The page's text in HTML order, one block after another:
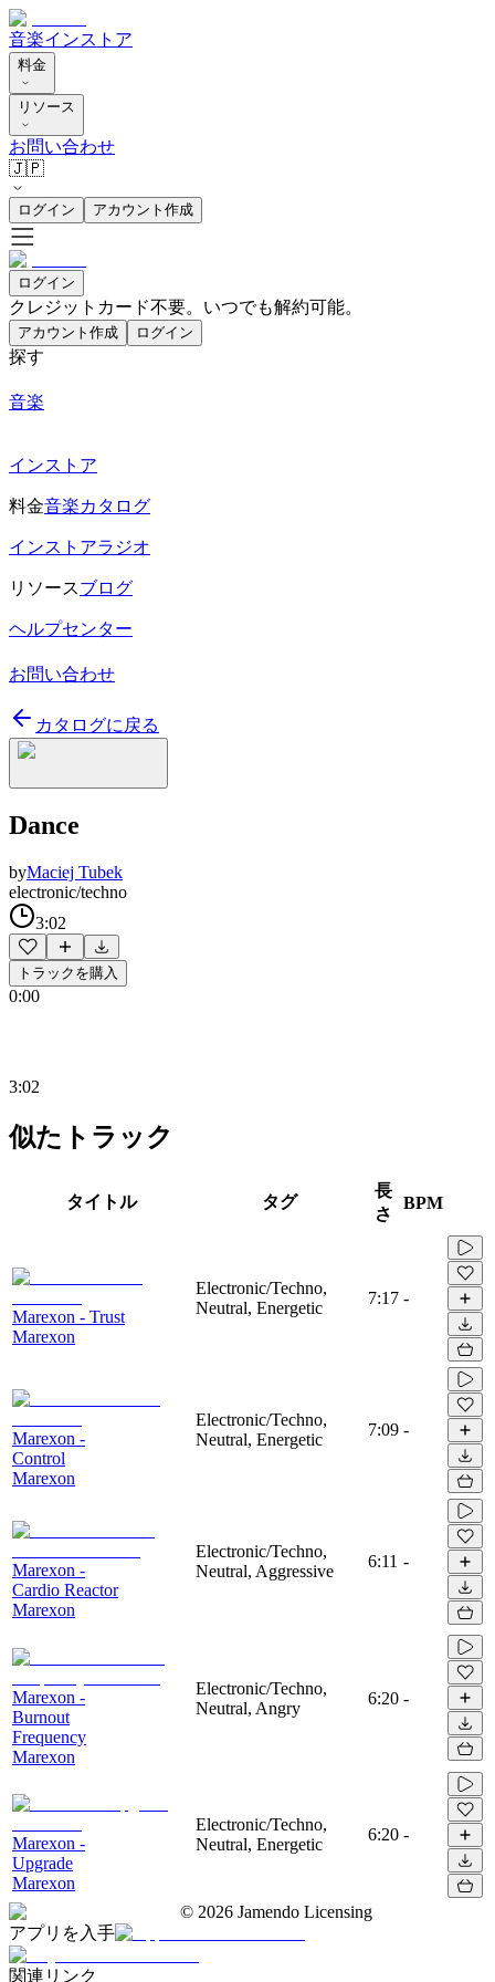
音楽インストア
料金
リソース
お問い合わせ
🇯🇵
ログイン アカウント作成
ログイン
クレジットカード不要。いつでも解約可能。
アカウント作成 ログイン
探す
音楽
インストア
料金音楽カタログ
インストアラジオ
リソースブログ
ヘルプセンター
お問い合わせ
カタログに戻る
Dance
byMaciej Tubek
electronic/techno
3:02
トラックを購入
0:00
3:02
似たトラック
タイトル タグ
長
さ
BPM
Marexon - Trust
Marexon
Electronic/Techno,
Neutral, Energetic
7:17 -
Marexon -
Control
Marexon
Electronic/Techno,
Neutral, Energetic
7:09 -
Marexon -
Cardio Reactor
Marexon
Electronic/Techno,
Neutral, Aggressive
6:11 -
Marexon -
Burnout
Frequency
Marexon
Electronic/Techno,
Neutral, Angry
6:20 -
Marexon -
Upgrade
Marexon
Electronic/Techno,
Neutral, Energetic
6:20 -
© 2026 Jamendo Licensing
アプリを入手
関連リンク